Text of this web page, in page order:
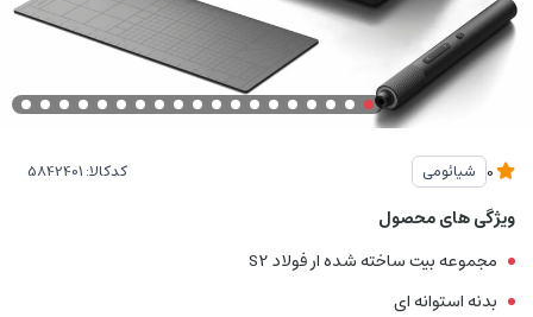
شیائومی کدکالا:
ویژگی های محصول
مجموعه بیت ساخته شده ار فولاد S2
بدنه استوانه ای